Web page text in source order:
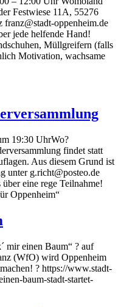
Festwiese 11A, 55276
oppenheim.de
jede helfende Hand!
Müllgreifern (falls
Motivation, wachsame
19:30 UhrWo?
findet statt
Aus diesem Grund ist
unter g.richt@posteo.de
eine rege Teilnahme!
Oppenheim“
mir einen Baum“ ? auf
(WfO) wird Oppenheim
? https://www.stadt-
baum-stadt-startet-